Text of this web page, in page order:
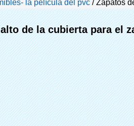
la película del pvc /Zapatos
de la cubierta para el